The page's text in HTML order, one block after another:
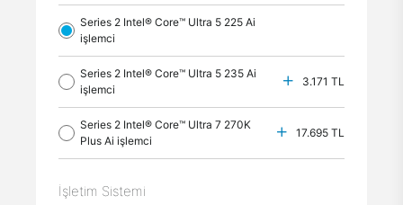
Series 2 Intel® Core™ Ultra 5 225 Ai
işlemci
Series 2 Intel® Core™ Ultra 5 235 Ai
işlemci
3.171 TL
Series 2 Intel® Core™ Ultra 7 270K
Plus Ai işlemci
17.695 TL
İşletim Sistemi